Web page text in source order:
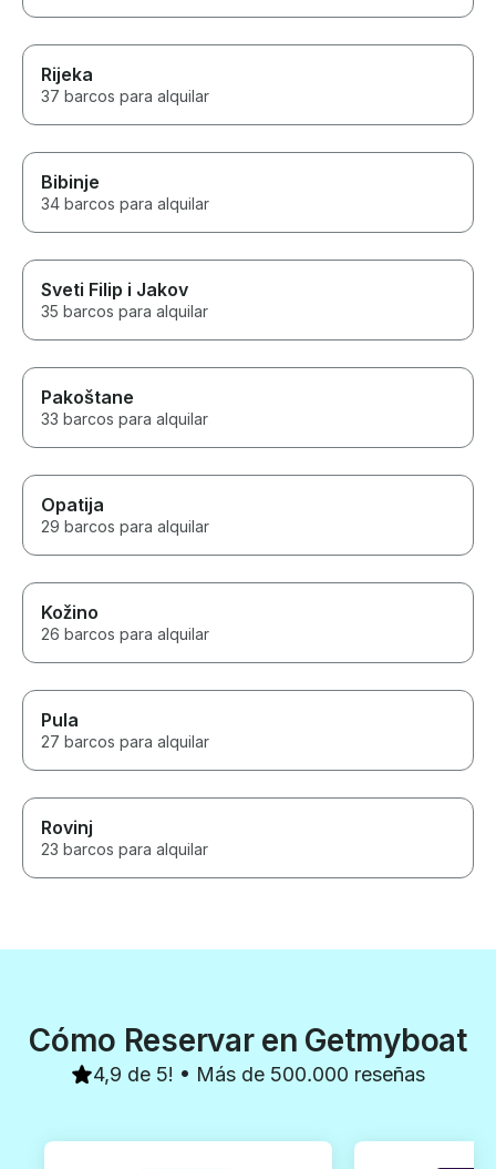
Rijeka
37 barcos para alquilar
Bibinje
34 barcos para alquilar
Sveti Filip i Jakov
35 barcos para alquilar
Pakoštane
33 barcos para alquilar
Opatija
29 barcos para alquilar
Kožino
26 barcos para alquilar
Pula
27 barcos para alquilar
Rovinj
23 barcos para alquilar
Cómo Reservar en Getmyboat
4,9 de 5! • Más de 500.000 reseñas